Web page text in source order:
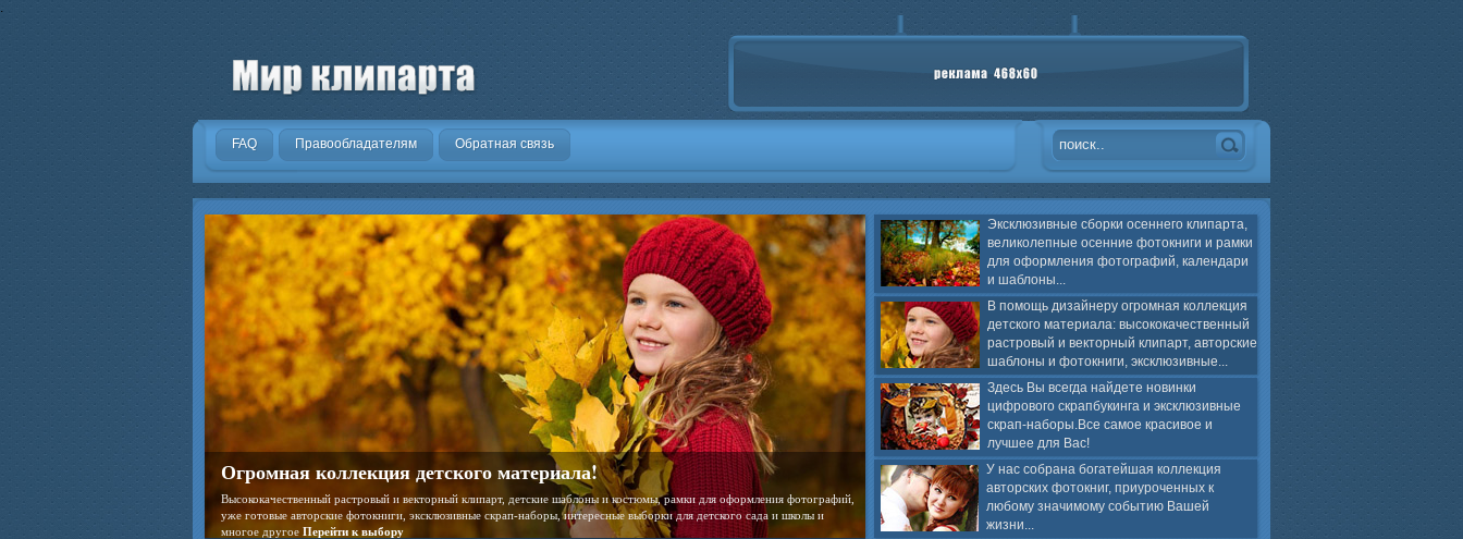
.
FAQ Правообладателям Обратная связь
Эксклюзивные сборки осеннего клипарта,
великолепные осенние фотокниги и рамки
для оформления фотографий, календари
и шаблоны...
В помощь дизайнеру огромная коллекция
детского материала: высококачественный
растровый и векторный клипарт, авторские
шаблоны и фотокниги, эксклюзивные...
Здесь Вы всегда найдете новинки
цифрового скрапбукинга и эксклюзивные
скрап-наборы.Все самое красивое и
лучшее для Вас!
У нас собрана богатейшая коллекция
авторских фотокниг, приуроченных к
любому значимому событию Вашей
жизни...
Огромная коллекция детского материала!
Высококачественный растровый и векторный клипарт, детские шаблоны и костюмы, рамки для оформления фотографий,
уже готовые авторские фотокниги, эксклюзивные скрап-наборы, интересные выборки для детского сада и школы и
многое другое Перейти к выбору